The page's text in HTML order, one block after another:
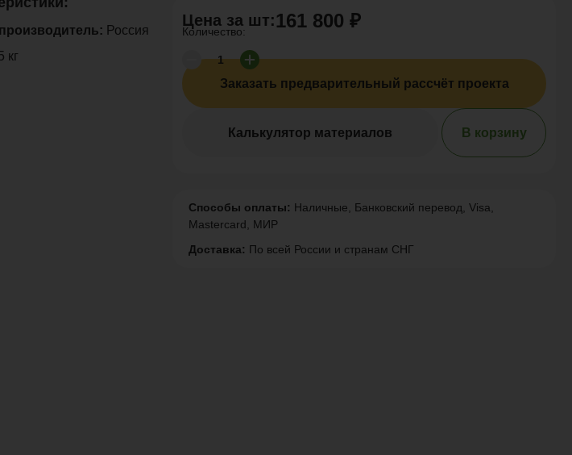
Цена за шт:161 800 ₽
Количество:
Заказать предварительный рассчёт проекта
Калькулятор материалов В корзину
Способы оплаты: Наличные, Банковский перевод, Visa,
Mastercard, МИР
Доставка: По всей России и странам СНГ
Россия
кг